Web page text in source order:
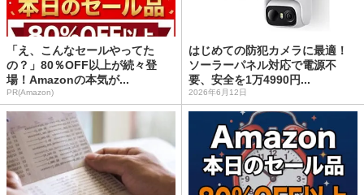
「え、こんなセールやってた
の？」80％OFF以上が続々登
場！Amazonの本気が...
PR(Amazon)
はじめての防犯カメラに最適！
ソーラーパネル対応で電源不
要、安全を1万4990円...
2026年6月12日